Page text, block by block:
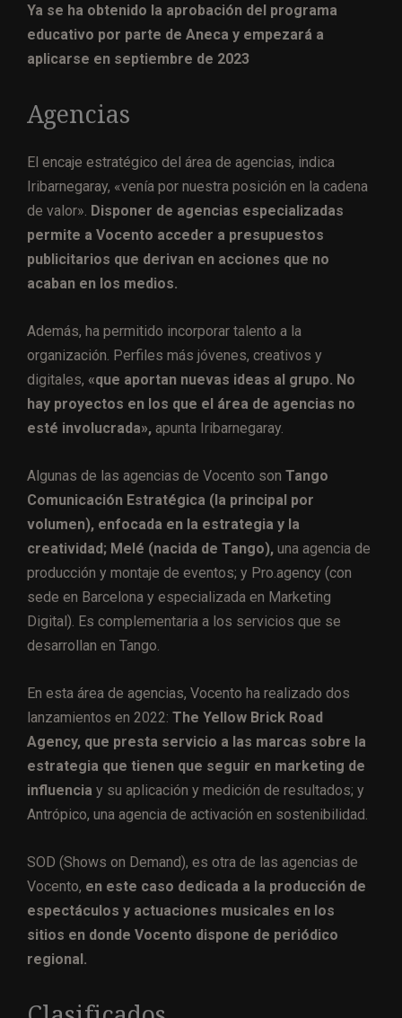
Ya se ha obtenido la aprobación del programa
educativo por parte de Aneca y empezará a
aplicarse en septiembre de 2023
Agencias
El encaje estratégico del área de agencias, indica
Iribarnegaray, «venía por nuestra posición en la cadena
de valor». Disponer de agencias especializadas
permite a Vocento acceder a presupuestos
publicitarios que derivan en acciones que no
acaban en los medios.
Además, ha permitido incorporar talento a la
organización. Perfiles más jóvenes, creativos y
digitales, «que aportan nuevas ideas al grupo. No
hay proyectos en los que el área de agencias no
esté involucrada», apunta Iribarnegaray.
Algunas de las agencias de Vocento son Tango
Comunicación Estratégica (la principal por
volumen), enfocada en la estrategia y la
creatividad; Melé (nacida de Tango), una agencia de
producción y montaje de eventos; y Pro.agency (con
sede en Barcelona y especializada en Marketing
Digital). Es complementaria a los servicios que se
desarrollan en Tango.
En esta área de agencias, Vocento ha realizado dos
lanzamientos en 2022: The Yellow Brick Road
Agency, que presta servicio a las marcas sobre la
estrategia que tienen que seguir en marketing de
influencia y su aplicación y medición de resultados; y
Antrópico, una agencia de activación en sostenibilidad.
SOD (Shows on Demand), es otra de las agencias de
Vocento, en este caso dedicada a la producción de
espectáculos y actuaciones musicales en los
sitios en donde Vocento dispone de periódico
regional.